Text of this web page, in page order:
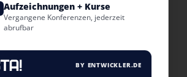
Aufzeichnungen + Kurse
Vergangene Konferenzen, jederzeit
abrufbar
BY ENTWICKLER.DE